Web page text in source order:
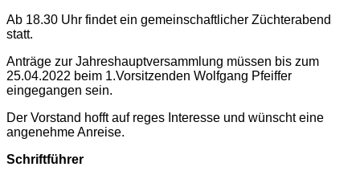
Ab 18.30 Uhr findet ein gemeinschaftlicher Züchterabend
statt.
Anträge zur Jahreshauptversammlung müssen bis zum
25.04.2022 beim 1.Vorsitzenden Wolfgang Pfeiffer
eingegangen sein.
Der Vorstand hofft auf reges Interesse und wünscht eine
angenehme Anreise.
Schriftführer